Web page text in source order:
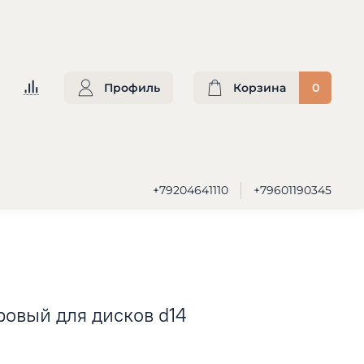
Профиль Корзина 0
+79204641110 +79601190345
для дисков d14